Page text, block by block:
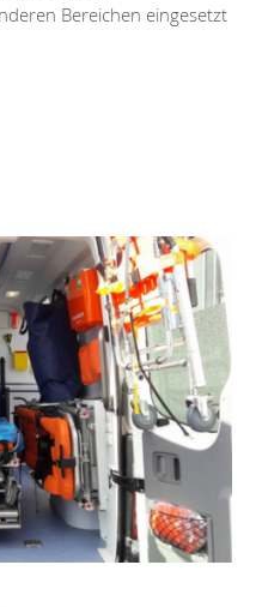
Bereichen eingesetzt